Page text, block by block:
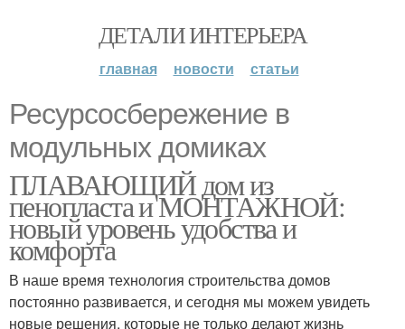
ДЕТАЛИ ИНТЕРЬЕРА
главная новости статьи
Ресурсосбережение в
модульных домиках
ПЛАВАЮЩИЙ дом из
пенопласта и МОНТАЖНОЙ:
новый уровень удобства и
комфорта
В наше время технология строительства домов
постоянно развивается, и сегодня мы можем увидеть
новые решения, которые не только делают жизнь